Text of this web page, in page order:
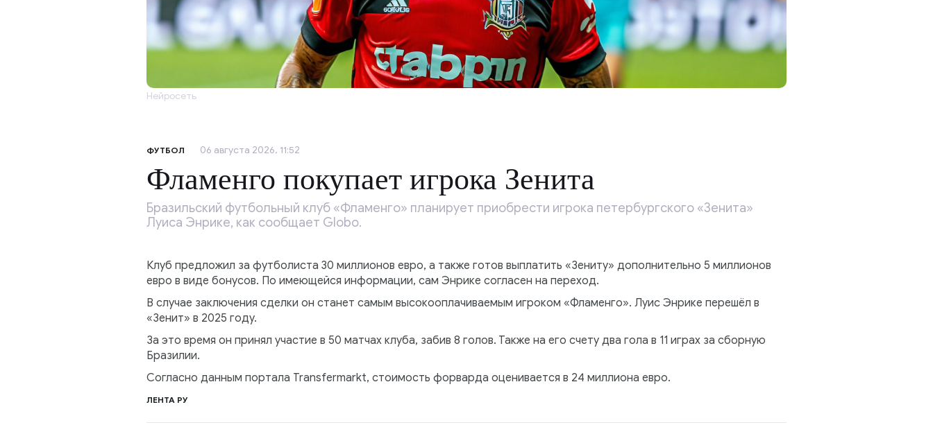
Нейросеть
ФУТБОЛ 06 августа 2026, 11:52
Фламенго покупает игрока Зенита
Бразильский футбольный клуб «Фламенго» планирует приобрести игрока петербургского «Зенита»
Луиса Энрике, как сообщает Globo.
Клуб предложил за футболиста 30 миллионов евро, а также готов выплатить «Зениту» дополнительно 5 миллионов
евро в виде бонусов. По имеющейся информации, сам Энрике согласен на переход.
В случае заключения сделки он станет самым высокооплачиваемым игроком «Фламенго». Луис Энрике перешёл в
«Зенит» в 2025 году.
За это время он принял участие в 50 матчах клуба, забив 8 голов. Также на его счету два гола в 11 играх за сборную
Бразилии.
Согласно данным портала Transfermarkt, стоимость форварда оценивается в 24 миллиона евро.
ЛЕНТА РУ